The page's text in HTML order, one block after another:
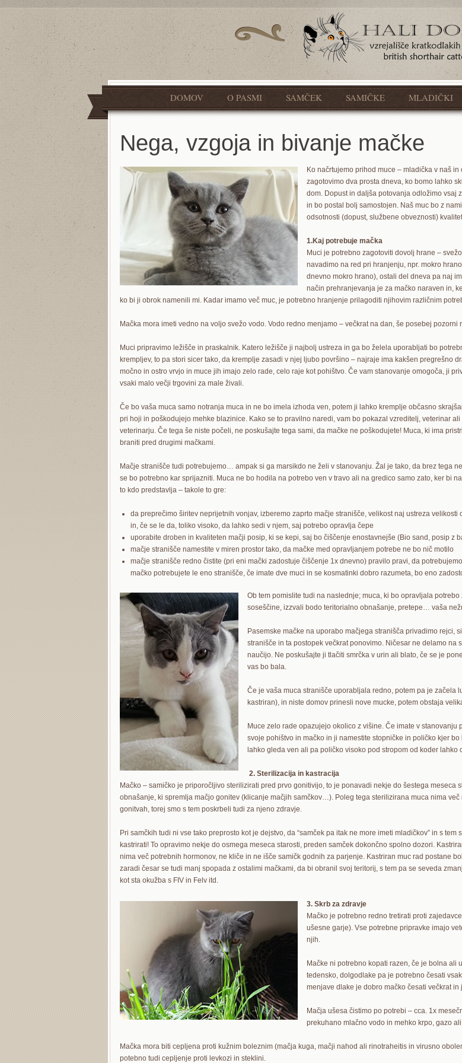
DOMOV O PASMI SAMČEK SAMIČKE MLADIČKI
Nega, vzgoja in bivanje mačke
Ko načrtujemo prihod muce – mladička v naš
zagotovimo dva prosta dneva, ko bomo lahko
dom. Dopust in daljša potovanja odložimo vsaj
in bo postal bolj samostojen. Naš muc bo z
odsotnosti (dopust, službene obveznosti)
1.Kaj potrebuje mačka
Muci je potrebno zagotoviti dovolj hrane –
navadimo na red pri hranjenju, npr. mokro
dnevno mokro hrano), ostali del dneva pa naj
način prehranjevanja je za mačko naraven in,
ko bi ji obrok namenili mi. Kadar imamo več muc, je potrebno hranjenje prilagoditi njihovim različnim
Mačka mora imeti vedno na voljo svežo vodo. Vodo redno menjamo – večkrat na dan, še posebej
Muci pripravimo ležišče in praskalnik. Katero ležišče ji najbolj ustreza in ga bo želela uporabljati bo
krempljev, to pa stori sicer tako, da kremplje zasadi v njej ljubo površino – najraje ima kakšen pregrešno
močno in ostro vrvjo in muce jih imajo zelo rade, celo raje kot pohištvo. Če vam stanovanje omogoča, ji
vsaki malo večji trgovini za male živali.
Če bo vaša muca samo notranja muca in ne bo imela izhoda ven, potem ji lahko kremplje občasno
pri hoji in poškodujejo mehke blazinice. Kako se to pravilno naredi, vam bo pokazal vzreditelj, veterinar
veterinarju. Če tega še niste počeli, ne poskušajte tega sami, da mačke ne poškodujete! Muca, ki ima
braniti pred drugimi mačkami.
Mačje stranišče tudi potrebujemo… ampak si ga marsikdo ne želi v stanovanju. Žal je tako, da brez tega
se bo potrebno kar sprijazniti. Muca ne bo hodila na potrebo ven v travo ali na gredico samo zato, ker bi
to kdo predstavlja – takole to gre:
da preprečimo širitev neprijetnih vonjav, izberemo zaprto mačje stranišče, velikost naj ustreza
in, če se le da, toliko visoko, da lahko sedi v njem, saj potrebo opravlja čepe
uporabite droben in kvaliteten mačji posip, ki se kepi, saj bo čiščenje enostavnejše (Bio sand, posip z
mačje stranišče namestite v miren prostor tako, da mačke med opravljanjem potrebe ne bo nič motilo
mačje stranišče redno čistite (pri eni mački zadostuje čiščenje 1x dnevno) pravilo pravi, da
mačko potrebujete le eno stranišče, če imate dve muci in se kosmatinki dobro razumeta, bo eno
Ob tem pomislite tudi na naslednje; muca, ki bo opravljala
soseščine, izzvali bodo teritorialno obnašanje, pretepe… vaša
Pasemske mačke na uporabo mačjega stranišča privadimo rejci,
stranišče in ta postopek večkrat ponovimo. Ničesar ne delamo
naučijo. Ne poskušajte ji tlačiti smrčka v urin ali blato, če se je
vas bo bala.
Če je vaša muca stranišče uporabljala redno, potem pa je začela
kastriran), in niste domov prinesli nove mucke, potem obstaja
Muce zelo rade opazujejo okolico z višine. Če imate v
svoje pohištvo in mačko in ji namestite stopničke in poličko kjer
lahko gleda ven ali pa poličko visoko pod stropom od koder lahko
2. Sterilizacija in kastracija
Mačko – samičko je priporočljivo sterilizirati pred prvo gonitivijo, to je ponavadi nekje do šestega meseca
obnašanje, ki spremlja mačjo gonitev (klicanje mačjih samčkov…). Poleg tega sterilizirana muca nima
gonitvah, torej smo s tem poskrbeli tudi za njeno zdravje.
Pri samčkih tudi ni vse tako preprosto kot je dejstvo, da “samček pa itak ne more imeti mladičkov” in s
kastrirati! To opravimo nekje do osmega meseca starosti, preden samček dokončno spolno dozori.
nima več potrebnih hormonov, ne kliče in ne išče samičk godnih za parjenje. Kastriran muc rad postane
zaradi česar se tudi manj spopada z ostalimi mačkami, da bi obranil svoj teritorij, s tem pa se seveda
kot sta okužba s FIV in Felv itd.
3. Skrb za zdravje
Mačko je potrebno redno tretirati proti
ušesne garje). Vse potrebne pripravke imajo
njih.
Mačke ni potrebno kopati razen, če je bolna ali
tedensko, dolgodlake pa je potrebno česati
menjave dlake je dobro mačko česati večkrat
Mačja ušesa čistimo po potrebi – cca. 1x
prekuhano mlačno vodo in mehko krpo, gazo
Mačka mora biti cepljena proti kužnim boleznim (mačja kuga, mačji nahod ali rinotraheitis in virusno
potebno tudi cepljenje proti levkozi in steklini.